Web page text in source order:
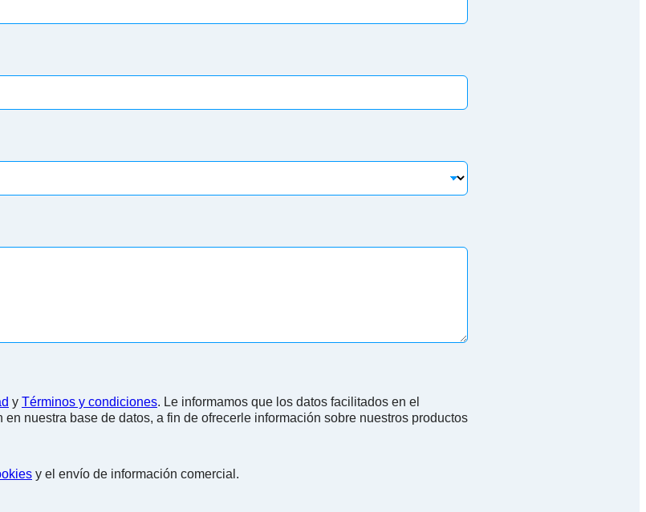
y Términos y condiciones. Le informamos que los datos facilitados en el
nuestra base de datos, a fin de ofrecerle información sobre nuestros productos
y el envío de información comercial.